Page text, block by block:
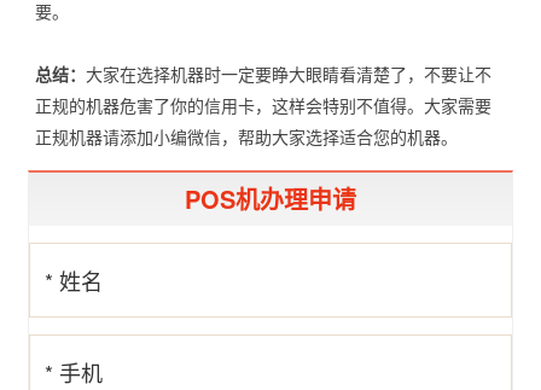
要。
总结： 大家在选择机器时一定要睁大眼睛看清楚了，不要让不
正规的机器危害了你的信用卡，这样会特别不值得。大家需要
正规机器请添加小编微信，帮助大家选择适合您的机器。
POS机办理申请
* 姓名
* 手机